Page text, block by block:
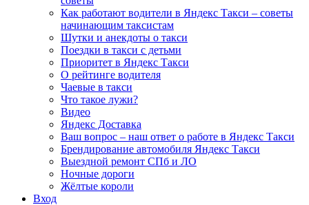
Как работают водители в Яндекс Такси – советы
начинающим таксистам
Шутки и анекдоты о такси
Поездки в такси с детьми
Приоритет в Яндекс Такси
О рейтинге водителя
Чаевые в такси
Что такое лужи?
Видео
Яндекс Доставка
Ваш вопрос – наш ответ о работе в Яндекс Такси
Брендирование автомобиля Яндекс Такси
Выездной ремонт СПб и ЛО
Ночные дороги
Жёлтые короли
Вход